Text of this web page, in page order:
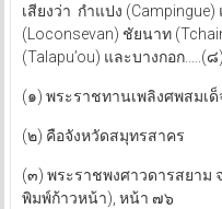
เสียงว่า กำแปง
(Loconsevan) ชัยนาท
(Talapu’ou) และบางกอก.….(๘)
(๑) พระราชทานเพลิงศพสมเ
(๒) คือจังหวัดสมุทรสาคร
(๓) พระราชพงศาวดารสยาม
พิมพ์ก้าวหน้า), หน้า ๗๖